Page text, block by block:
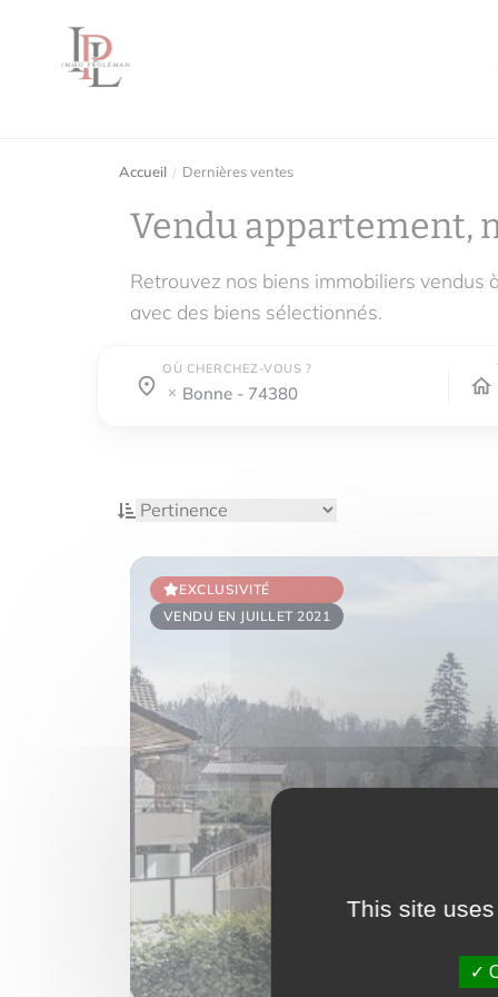
Accueil Dernières ventes
Vendu appartement,
Retrouvez nos biens immobiliers vendus
avec des biens sélectionnés.
OÙ CHERCHEZ-VOUS ?
Où cherchez-vous ?
bonne - 74380
Où cherchez-vous ?
EXCLUSIVITÉ
VENDU EN JUILLET 2021
This site